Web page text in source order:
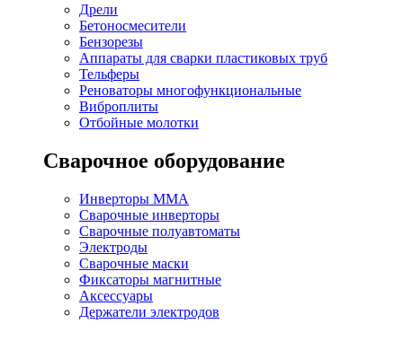
Дрели
Бетоносмесители
Бензорезы
Аппараты для сварки пластиковых труб
Тельферы
Реноваторы многофункциональные
Виброплиты
Отбойные молотки
Сварочное оборудование
Инверторы MMA
Сварочные инверторы
Сварочные полуавтоматы
Электроды
Сварочные маски
Фиксаторы магнитные
Аксессуары
Держатели электродов